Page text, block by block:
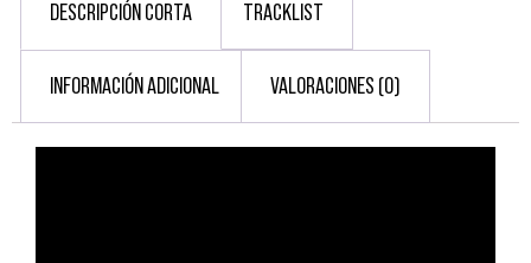
DESCRIPCIÓN CORTA TRACKLIST
INFORMACIÓN ADICIONAL VALORACIONES (0)